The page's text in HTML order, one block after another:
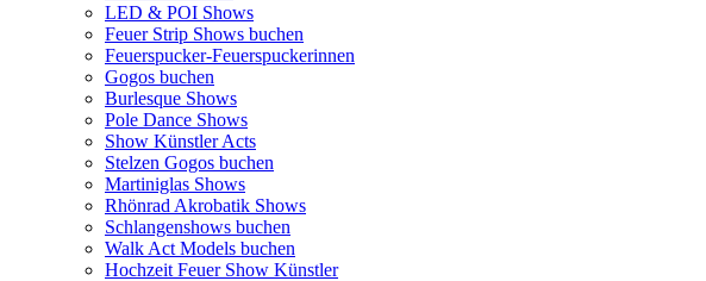
LED & POI Shows
Feuer Strip Shows buchen
Feuerspucker-Feuerspuckerinnen
Gogos buchen
Burlesque Shows
Pole Dance Shows
Show Künstler Acts
Stelzen Gogos buchen
Martiniglas Shows
Rhönrad Akrobatik Shows
Schlangenshows buchen
Walk Act Models buchen
Hochzeit Feuer Show Künstler